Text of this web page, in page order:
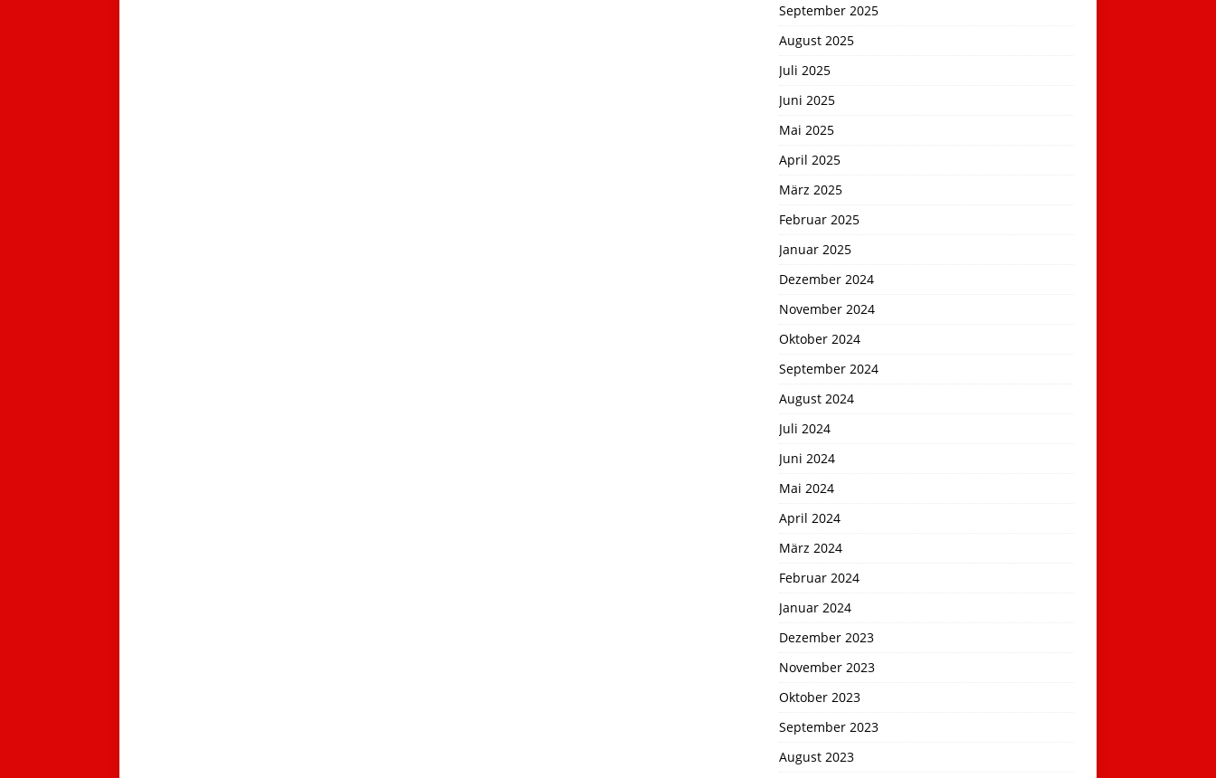
September 2025
August 2025
Juli 2025
Juni 2025
Mai 2025
April 2025
März 2025
Februar 2025
Januar 2025
Dezember 2024
November 2024
Oktober 2024
September 2024
August 2024
Juli 2024
Juni 2024
Mai 2024
April 2024
März 2024
Februar 2024
Januar 2024
Dezember 2023
November 2023
Oktober 2023
September 2023
August 2023